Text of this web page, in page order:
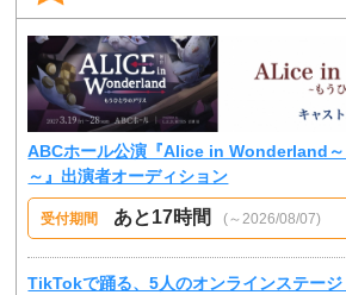
ABCホール公演『Alice in Wonderland～
～』出演者オーディション
受付期間 あと17時間 (～2026/08/07)
TikTokで踊る、5人のオンラインステー